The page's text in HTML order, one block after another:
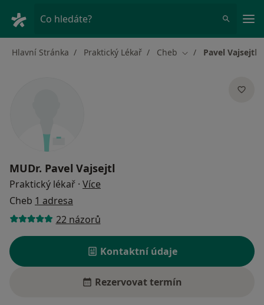
Co hledáte?
Hlavní Stránka Praktický Lékař Cheb Změna města
Pavel Vajsejtl
MUDr. Pavel Vajsejtl
Praktický lékař · Více
Cheb 1 adresa
22 názorů
Kontaktní údaje
Rezervovat termín